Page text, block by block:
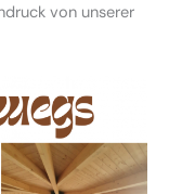
von unserer